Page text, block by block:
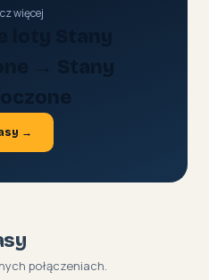
więcej
→
połączeniach.